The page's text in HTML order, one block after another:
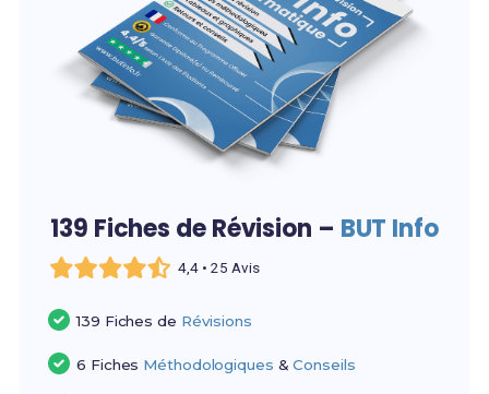
139 Fiches de Révision – BUT Info
4,4 • 25 Avis
139 Fiches de Révisions
6 Fiches Méthodologiques &Conseils